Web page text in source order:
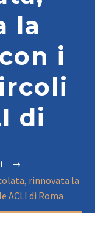
la
i
di
rinnovata la
ACLI di Roma